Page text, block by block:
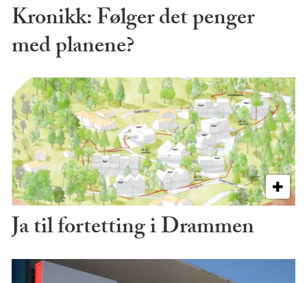
Kronikk: Følger det penger
med planene?
Ja til fortetting i Drammen